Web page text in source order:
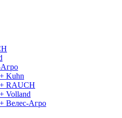
Kuhn
RAUCH
Volland
Велес-Агро